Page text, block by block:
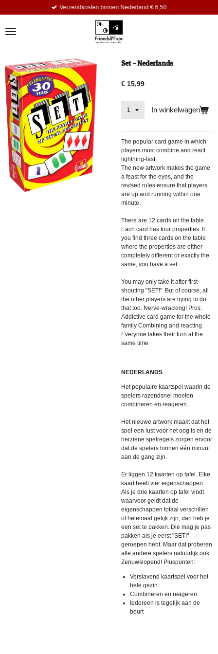
de
Verzendkosten binnen Nederland € 6,50.
Set - Nederlands
€ 15,99
In winkelwagen
The popular card game in which
players must combine and react
lightning-fast.
The new artwork makes the game
a feast for the eyes, and the
revised rules ensure that players
are up and running within one
minute.
There are 12 cards on the table.
Each card has four properties. If
you find three cards on the table
where the properties are either
completely different or exactly the
same, you have a set.
You may only take it after first
shouting "SET!". But of course, all
the other players are trying to do
that too. Nerve-wracking! Pros:
Addictive card game for the whole
family Combining and reacting
Everyone takes their turn at the
same time
NEDERLANDS
Het populaire kaartspel waarin de
spelers razendsnel moeten
combineren en reageren.
Het nieuwe artwork maakt dat het
spel een lust voor het oog is en de
herziene spelregels zorgen ervoor
dat de spelers binnen één minuut
aan de gang zijn.
Er liggen 12 kaarten op tafel. Elke
kaart heeft vier eigenschappen.
Als je drie kaarten op tafel vindt
waarvoor geldt dat de
eigenschappen totaal verschillen
of helemaal gelijk zijn, dan heb je
een set te pakken. Die mag je pas
pakken als je eerst "SET!"
geroepen hebt. Maar dat proberen
alle andere spelers natuurlijk ook.
Zenuwslopend! Pluspunten:
Verslavend kaartspel voor het
hele gezin
Combineren en reageren
Iedereen is tegelijk aan de
beurt